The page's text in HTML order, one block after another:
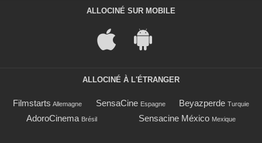
ALLOCINÉ SUR MOBILE
ALLOCINÉ À L'ÉTRANGER
Filmstarts Allemagne SensaCine Espagne Beyazperde Turquie
AdoroCinema Brésil Sensacine México Mexique